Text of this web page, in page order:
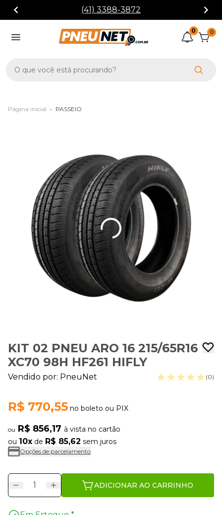
(41) 3388-3872
0 0
Página inicial • PASSEIO
KIT 02 PNEU ARO 16 215/65R16
XC70 98H HF261 HIFLY
Vendido por: PneuNet (0)
R$ 770,55 no boleto ou PIX
ou R$ 856,17 à vista no cartão
ou 10x de R$ 85,62 sem juros
Opções de parcelamento
ADICIONAR AO CARRINHO